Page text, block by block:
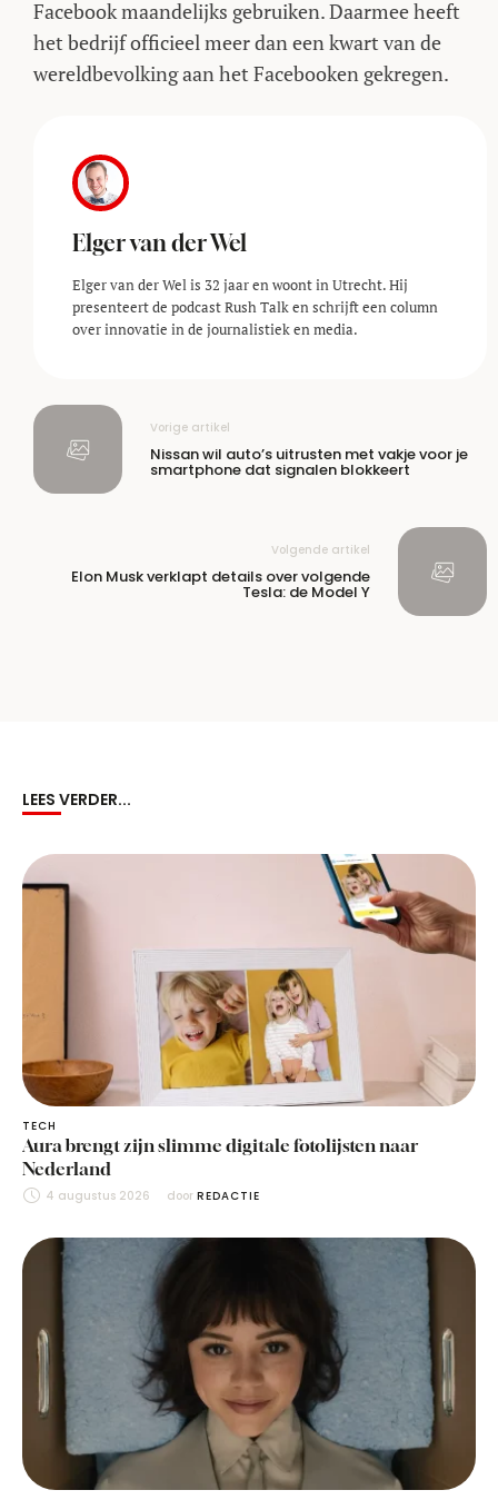
Facebook maandelijks gebruiken. Daarmee heeft
het bedrijf officieel meer dan een kwart van de
wereldbevolking aan het Facebooken gekregen.
Elger van der Wel
Elger van der Wel is 32 jaar en woont in Utrecht. Hij
presenteert de podcast Rush Talk en schrijft een column
over innovatie in de journalistiek en media.
Vorige artikel
Nissan wil auto’s uitrusten met vakje voor je
smartphone dat signalen blokkeert
Volgende artikel
Elon Musk verklapt details over volgende
Tesla: de Model Y
LEES VERDER...
TECH
Aura brengt zijn slimme digitale fotolijsten naar
Nederland
4 augustus 2026 door REDACTIE